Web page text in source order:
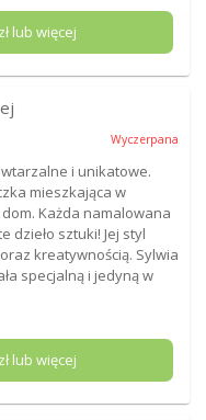
lub więcej
Wyczerpana
i unikatowe.
mieszkająca w
Każda namalowana
dzieło sztuki! Jej styl
kreatywnością. Sylwia
specjalną i jedyną w
lub więcej